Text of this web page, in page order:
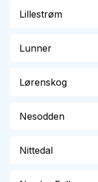
Lillestrøm
Lunner
Lørenskog
Nesodden
Nittedal